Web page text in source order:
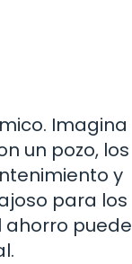
Imagina
un pozo, los
y
para los
ahorro puede